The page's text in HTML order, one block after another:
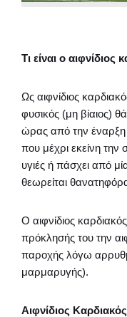
Τι είναι ο αιφνίδιος
Ως αιφνίδιος
φυσικός (μη βίαιος)
ώρας από την
που μέχρι εκείνη την
υγιές ή πάσχει από
θεωρείται
Ο αιφνίδιος
πρόκλησής του την
παροχής λόγω
μαρμαρυγής).
Αιφνίδιος